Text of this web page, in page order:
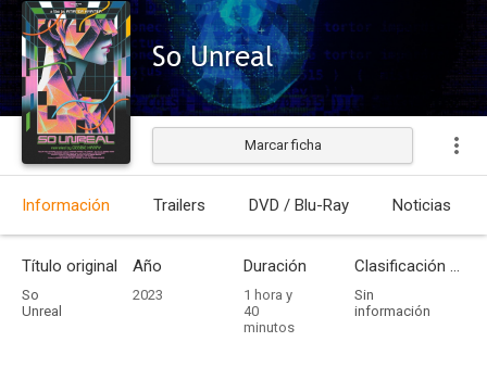
So Unreal
Estrenada
Marcar ficha
Información Trailers DVD / Blu-Ray Noticias
Título original
So
Unreal
Año
2023
Duración
1 hora y
40
minutos
Clasificación por edades
Sin
información